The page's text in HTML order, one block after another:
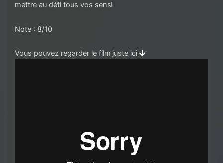
mettre au défi tous vos sens!
Note : 8/10
Vous pouvez regarder le film juste ici